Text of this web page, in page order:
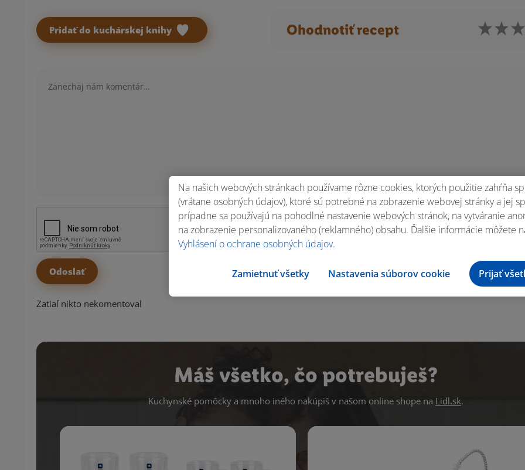
Pridať do kuchárskej knihy Ohodnotiť recept
Zatiaľ nikto nekomentoval
Máš všetko, čo potrebuješ?
Kuchynské pomôcky a mnoho iného nakúpiš v našom online shope na Lidl.sk.
Na našich webových stránkach používame rôzne cookies, ktorých použitie zahŕňa
(vrátane osobných údajov), ktoré sú potrebné na zobrazenie webovej stránky a jej
prípadne sa používajú na pohodlné nastavenie webových stránok, na vytváranie
na zobrazenie personalizovaného (reklamného) obsahu. Ďalšie informácie môžete
Vyhlásení o ochrane osobných údajov.
Zamietnuť všetky Nastavenia súborov cookie Prijať